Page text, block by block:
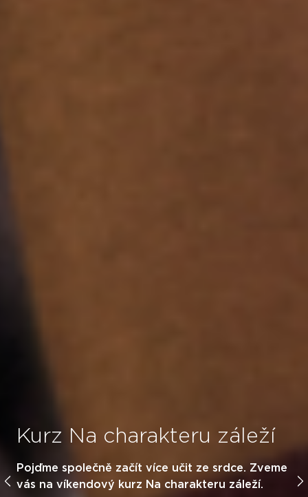
Kurz Na charakteru záleží
Pojďme společně začít více učit ze srdce. Zveme
vás na víkendový kurz Na charakteru záleží.